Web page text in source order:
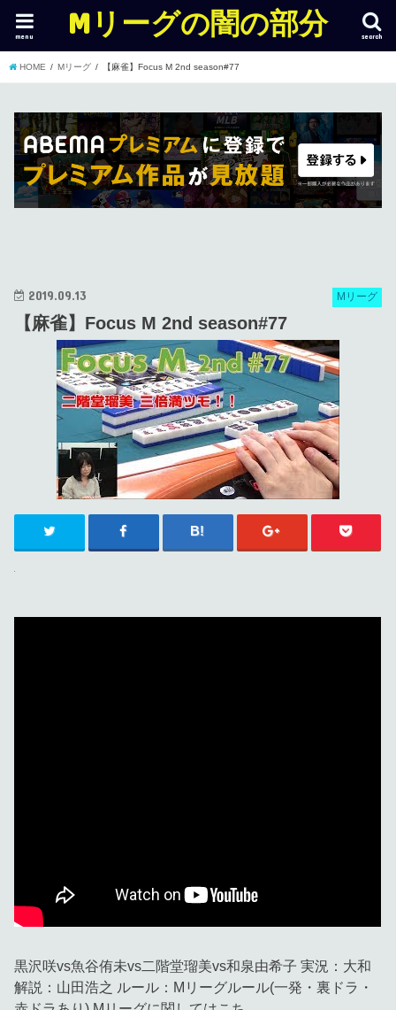
Mリーグの闇の部分 search
menu
HOME Mリーグ 【麻雀】Focus M 2nd season#77
Mリーグ
2019.09.13
【麻雀】Focus M 2nd season#77
黒沢咲vs魚谷侑未vs二階堂瑠美vs和泉由希子 実況：大和
解説：山田浩之 ルール：Mリーグルール(一発・裏ドラ・